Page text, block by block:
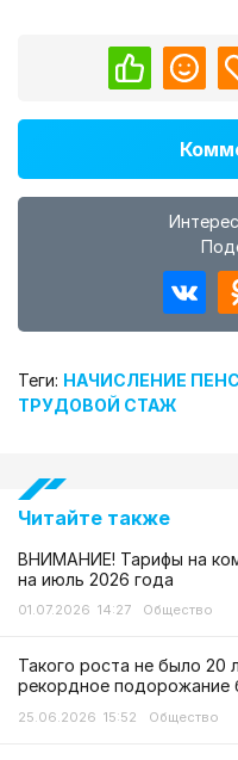
Теги: НАЧИСЛЕНИЕ
ТРУДОВОЙ СТАЖ
Читайте также
ВНИМАНИЕ! Тарифы на
на июль 2026 года
01.07.2026 14:27 Общество
Такого роста не было 20
рекордное подорожание
25.06.2026 15:52 Общество